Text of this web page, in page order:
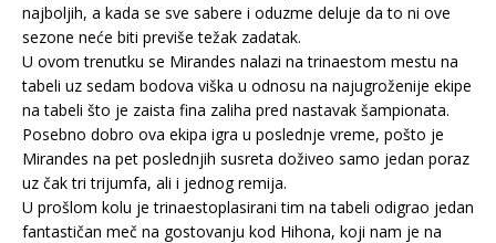
najboljih, a kada se sve sabere i oduzme deluje da to ni ove
sezone neće biti previše težak zadatak.
U ovom trenutku se Mirandes nalazi na trinaestom mestu na
tabeli uz sedam bodova viška u odnosu na najugroženije ekipe
na tabeli što je zaista fina zaliha pred nastavak šampionata.
Posebno dobro ova ekipa igra u poslednje vreme, pošto je
Mirandes na pet poslednjih susreta doživeo samo jedan poraz
uz čak tri trijumfa, ali i jednog remija.
U prošlom kolu je trinaestoplasirani tim na tabeli odigrao jedan
fantastičan meč na gostovanju kod Hihona, koji nam je na